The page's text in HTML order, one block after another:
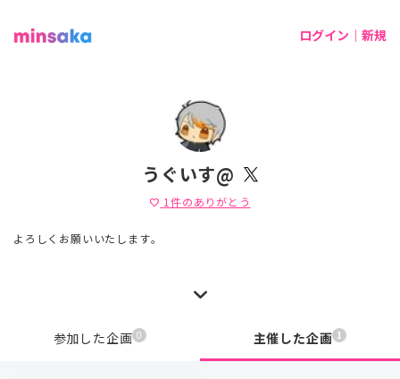
ログイン｜新規
うぐいす@
favorite 1 件のありがとう
よろしくお願いいたします。
参加した企画 0 主催した企画 1